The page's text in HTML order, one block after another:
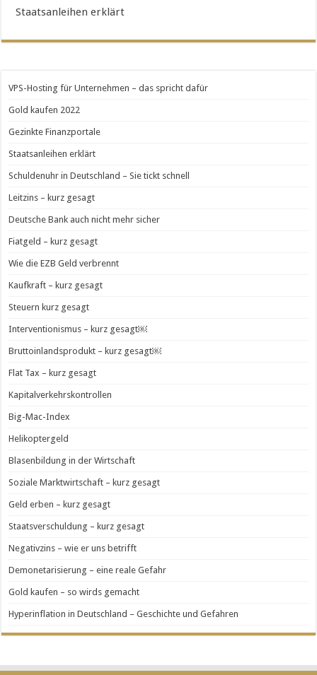
Staatsanleihen erklärt
VPS-Hosting für Unternehmen – das spricht dafür
Gold kaufen 2022
Gezinkte Finanzportale
Staatsanleihen erklärt
Schuldenuhr in Deutschland – Sie tickt schnell
Leitzins – kurz gesagt
Deutsche Bank auch nicht mehr sicher
Fiatgeld – kurz gesagt
Wie die EZB Geld verbrennt
Kaufkraft – kurz gesagt
Steuern kurz gesagt
Interventionismus – kurz gesagt￼
Bruttoinlandsprodukt – kurz gesagt￼
Flat Tax – kurz gesagt
Kapitalverkehrskontrollen
Big-Mac-Index
Helikoptergeld
Blasenbildung in der Wirtschaft
Soziale Marktwirtschaft – kurz gesagt
Geld erben – kurz gesagt
Staatsverschuldung – kurz gesagt
Negativzins – wie er uns betrifft
Demonetarisierung – eine reale Gefahr
Gold kaufen – so wirds gemacht
Hyperinflation in Deutschland – Geschichte und Gefahren